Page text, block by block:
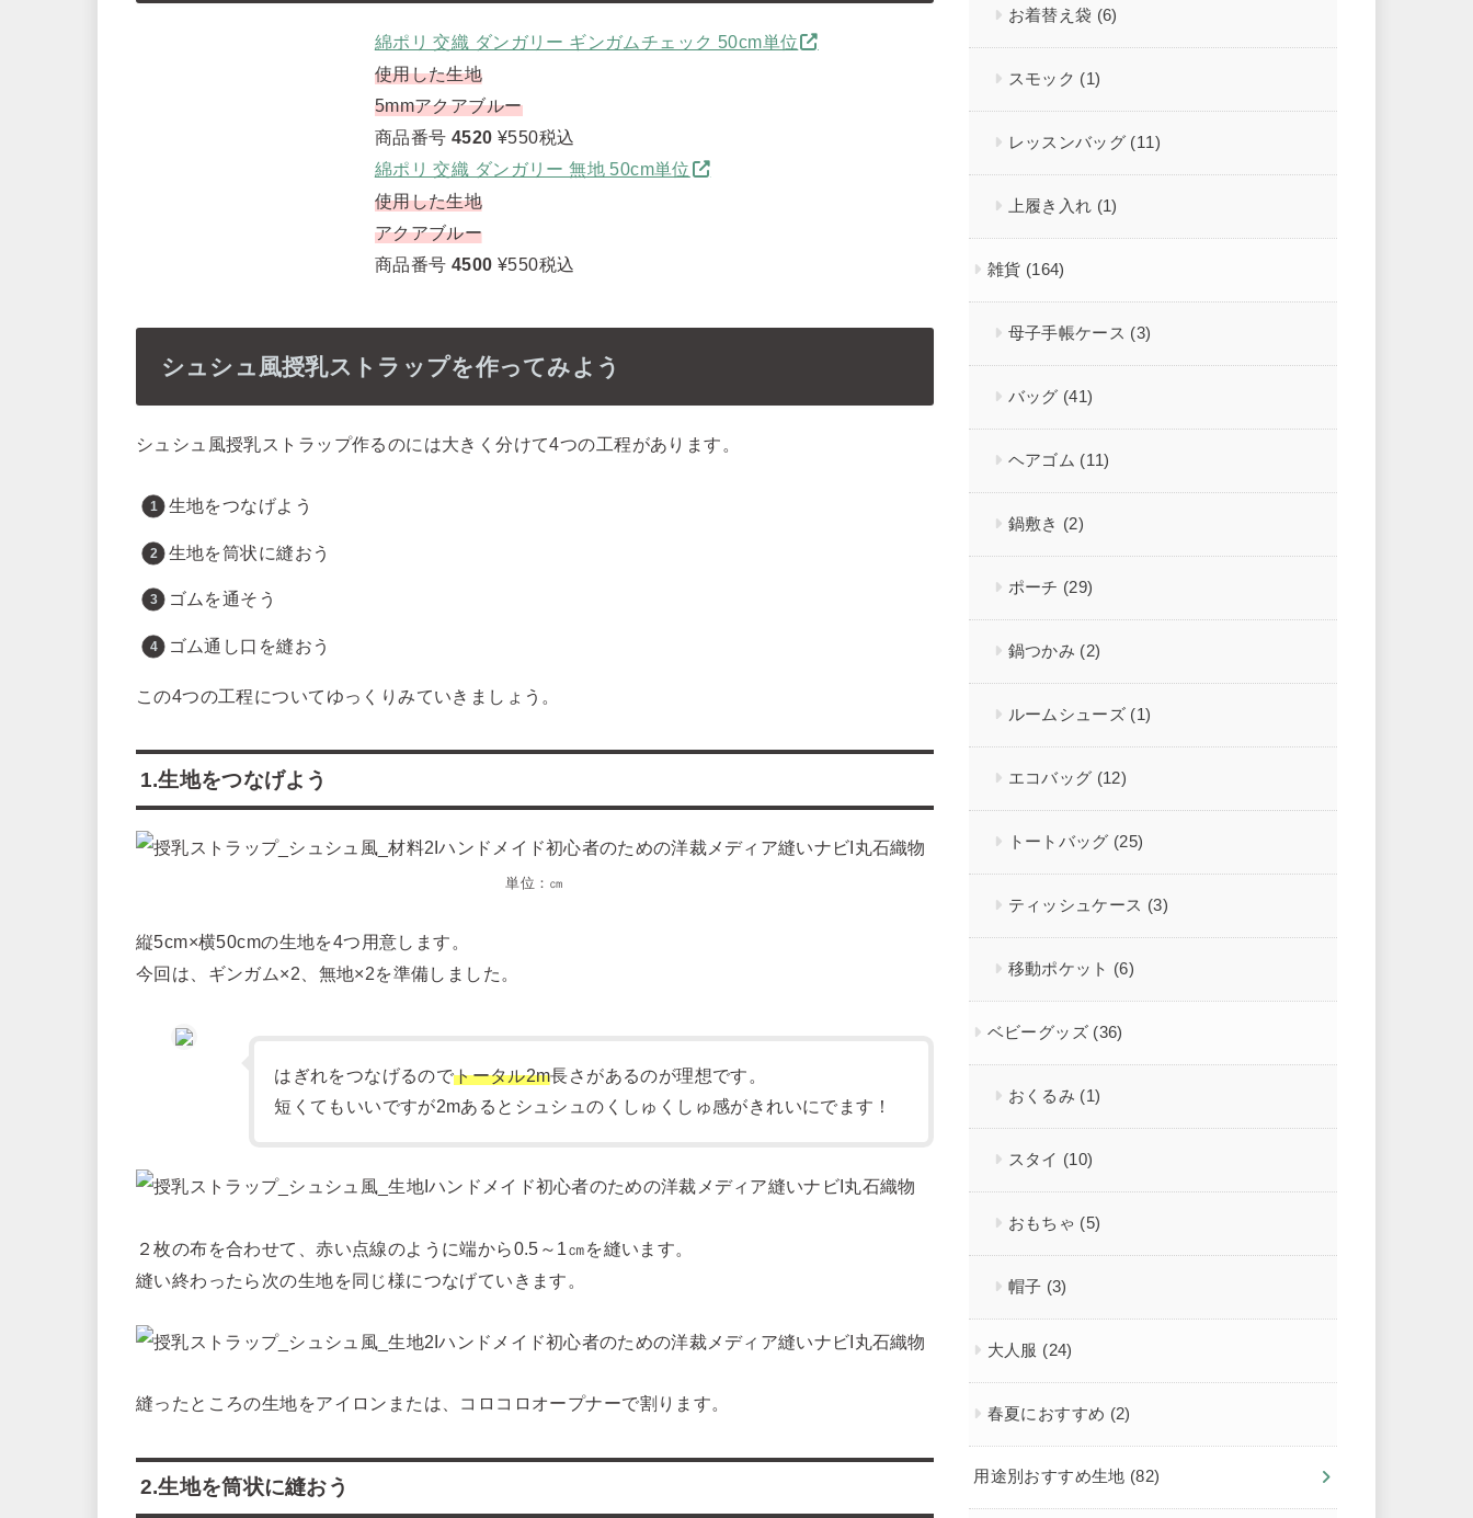
綿ポリ 交織 ダンガリー ギンガムチェック 50cm単位
使用した生地
5mmアクアブルー
商品番号 4520 ¥550税込
綿ポリ 交織 ダンガリー 無地 50cm単位
使用した生地
アクアブルー
商品番号 4500 ¥550税込
シュシュ風授乳ストラップを作ってみよう
シュシュ風授乳ストラップ作るのには大きく分けて4つの工程があります。
生地をつなげよう
生地を筒状に縫おう
ゴムを通そう
ゴム通し口を縫おう
この4つの工程についてゆっくりみていきましょう。
1.生地をつなげよう
単位：㎝
縦5cm×横50cmの生地を4つ用意します。
今回は、ギンガム×2、無地×2を準備しました。
はぎれをつなげるのでトータル2m長さがあるのが理想です。
短くてもいいですが2mあるとシュシュのくしゅくしゅ感がきれいにでます！
２枚の布を合わせて、赤い点線のように端から0.5～1㎝を縫います。
縫い終わったら次の生地を同じ様につなげていきます。
縫ったところの生地をアイロンまたは、コロコロオープナーで割ります。
2.生地を筒状に縫おう
お着替え袋 (6)
スモック (1)
レッスンバッグ (11)
上履き入れ (1)
雑貨 (164)
母子手帳ケース (3)
バッグ (41)
ヘアゴム (11)
鍋敷き (2)
ポーチ (29)
鍋つかみ (2)
ルームシューズ (1)
エコバッグ (12)
トートバッグ (25)
ティッシュケース (3)
移動ポケット (6)
ベビーグッズ (36)
おくるみ (1)
スタイ (10)
おもちゃ (5)
帽子 (3)
大人服 (24)
春夏におすすめ (2)
用途別おすすめ生地 (82)